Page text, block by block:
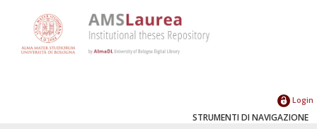
Login
STRUMENTI DI NAVIGAZIONE